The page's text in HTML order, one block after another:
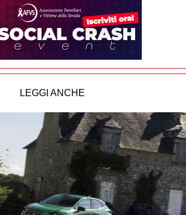
LEGGI ANCHE